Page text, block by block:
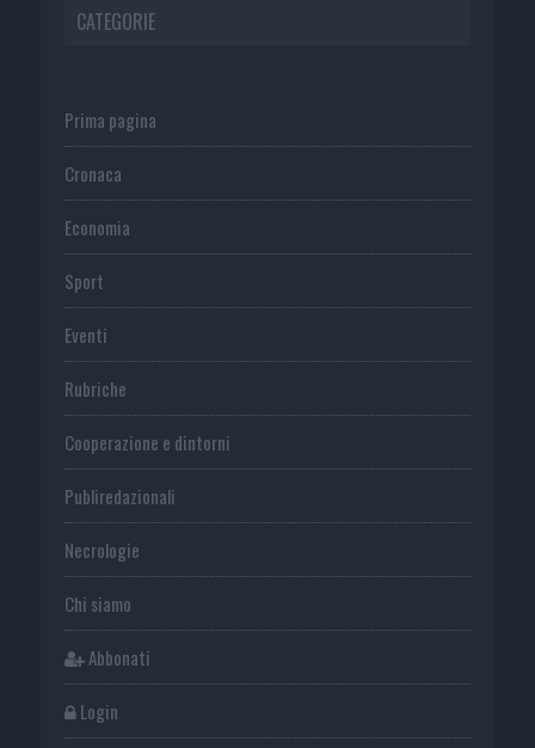
CATEGORIE
Prima pagina
Cronaca
Economia
Sport
Eventi
Rubriche
Cooperazione e dintorni
Publiredazionali
Necrologie
Chi siamo
Abbonati
Login